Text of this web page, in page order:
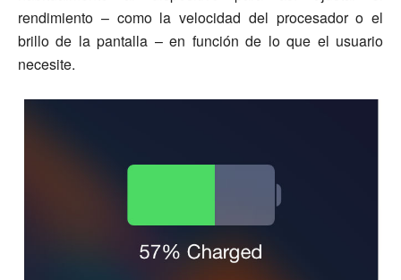
rendimiento – como la velocidad del procesador o el
brillo de la pantalla – en función de lo que el usuario
necesite.